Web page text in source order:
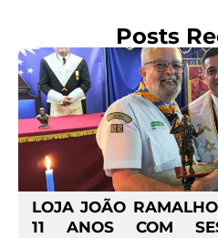
Posts
LOJA JOÃO
11 ANOS COM